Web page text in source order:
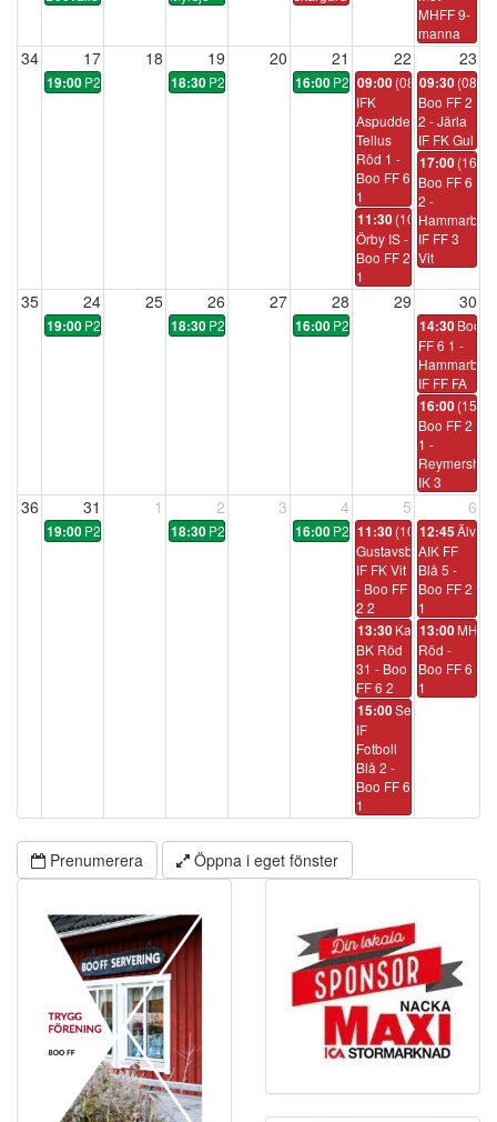
MHFF 9-
manna
09:00(08:15)
IFK
Aspudden-
Tellus
Röd 1 -
Boo FF 6
1
11:30(10:45)
Örby IS -
Boo FF 2
1
09:30
Boo FF 2
2 - Järla
IF FK Gul
17:00
Boo FF 6
2 -
Hammarby
IF FF 3
Vit
14:30Boo
FF 6 1 -
Hammarby
IF FF FA
16:00
Boo FF 2
1 -
IK 3
11:30(10:45)
Gustavsbergs
IF FK Vit
- Boo FF
2 2
13:30Karlbergs
BK Röd
31 - Boo
FF 6 2
15:00Segeltorps
IF
Fotboll
Blå 2 -
Boo FF 6
1
12:45Älvsjö
AIK FF
Blå 5 -
Boo FF 2
1
13:00MHFF
Röd -
Boo FF 6
1
19:00P2014:6 18:30P2014:6 16:00P2014:6
19:00P2014:6 18:30P2014:6 16:00P2014:6
19:00P2014:6 18:30P2014:6 16:00P2014:6
34 17 18 19 20 21 22 23
35 24 25 26 27 28 29 30
36 31 1 2 3 4 5 6
Prenumerera Öppna i eget fönster